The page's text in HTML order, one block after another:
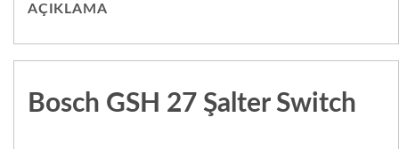
AÇIKLAMA
Bosch GSH 27 Şalter Switch